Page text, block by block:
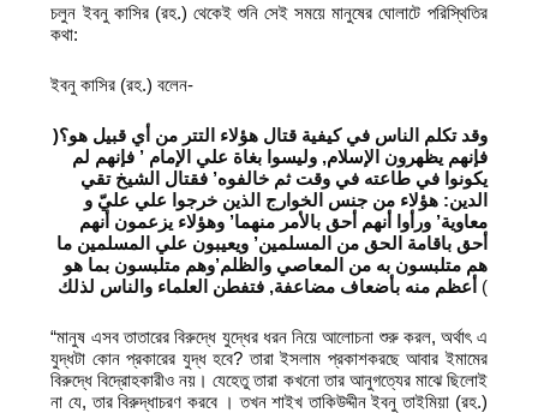
চলুন ইবনু কাসির (রহ.) থেকেই শুনি সেই সময়ে মানুষের ঘোলাটে পরিস্থিতির
কথা:
ইবনু কাসির (রহ.) বলেন-
)وقد تكلم الناس في كيفية قتال هؤلاء التتر من أي قبيل هو؟
فإنهم يظهرون الإسلام, وليسوا بغاة علي الإمام ’ فإنهم لم
يكونوا في طاعته في وقت ثم خالفوه’ فقتال الشيخ تقي
الدين: هؤلاء من جنس الخوارج الذين خرجوا علي عليّ و
معاوية’ ورأوا أنهم أحق بالأمر منهما’ وهؤلاء يزعمون أنهم
أحق باقامة الحق من المسلمين’ ويعيبون علي المسلمين ما
هم متلبسون به من المعاصي والظلم’وهم متلبسون بما هو
أعظم منه بأضعاف مضاعفة, فتفطن العلماء والناس لذلك (
“মানুষ এসব তাতারের বিরুদ্ধে যুদ্ধের ধরন নিয়ে আলোচনা শুরু করল, অর্থাৎ এ
যুদ্ধটা কোন প্রকারের যুদ্ধ হবে? তারা ইসলাম প্রকাশকরছে আবার ইমামের
বিরুদ্ধে বিদ্রোহকারীও নয়। যেহেতু তারা কখনো তার আনুগত্যের মাঝে ছিলোই
না যে, তার বিরুদ্ধাচরণ করবে । তখন শাইখ তাকিউদ্দীন ইবনু তাইমিয়া (রহ.)